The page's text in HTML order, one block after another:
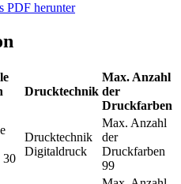
PDF herunter
Drucktechnik
Max. Anzahl
der
Druckfarben
30
Drucktechnik
Digitaldruck
Max. Anzahl
der
Druckfarben
99